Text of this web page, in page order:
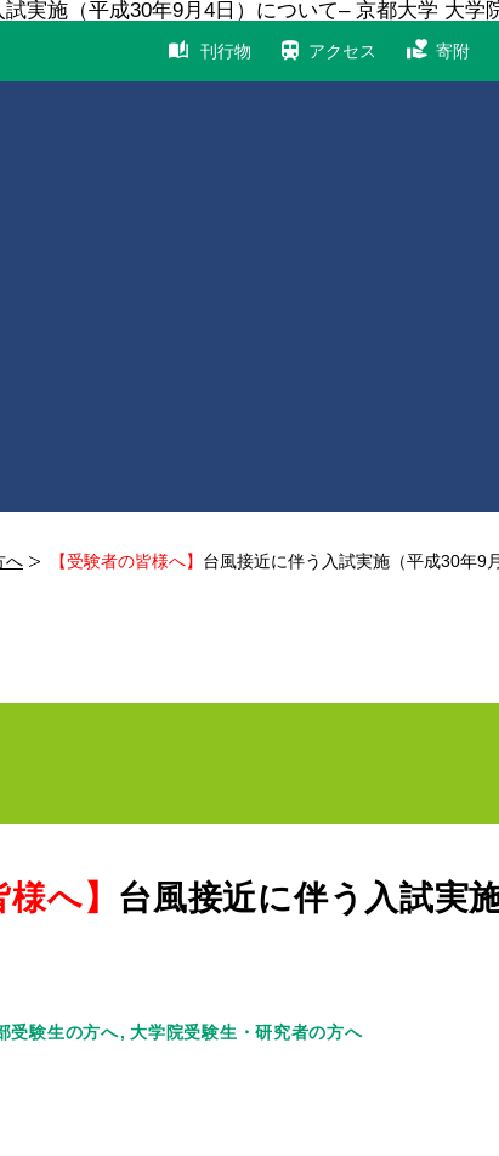
実施（平成30年9月4日）について– 京都大学 大学
刊行物 アクセス 寄附
へ 【受験者の皆様へ】 台風接近に伴う入試実施（平成30年9
へ】 台風接近に伴う入試実
受験生の方へ 大学院受験生・研究者の方へ